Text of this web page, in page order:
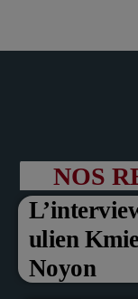
NOS
ulien
Noyon